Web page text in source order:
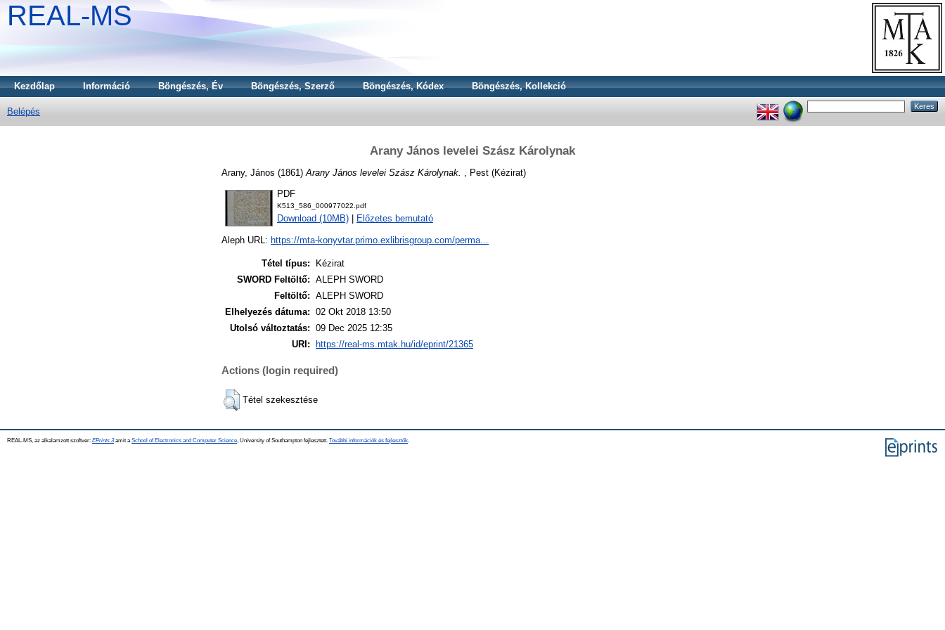
REAL-MS
Kezdőlap Információ Böngészés, Év Böngészés, Szerző Böngészés, Kódex Böngészés, Kollekció
Belépés
Arany János levelei Szász Károlynak
Arany, János (1861) Arany János levelei Szász Károlynak. , Pest (Kézirat)
PDF
K513_586_000977022.pdf
Download (10MB) Előzetes bemutató
Aleph URL: https://mta-konyvtar.primo.exlibrisgroup.com/perma...
Tétel típus:
Kézirat
SWORD Feltöltő: ALEPH SWORD
Feltöltő: ALEPH SWORD
Elhelyezés dátuma: 02 Okt 2018 13:50
Utolsó változtatás: 09 Dec 2025 12:35
URI:
https://real-ms.mtak.hu/id/eprint/21365
Actions (login required)
Tétel szekesztése
REAL-MS, az alkalamzott szoftver: EPrints 3amit a School of Electronics and Computer Science , University of Southampton fejlesztett. További információk és fejlesztők